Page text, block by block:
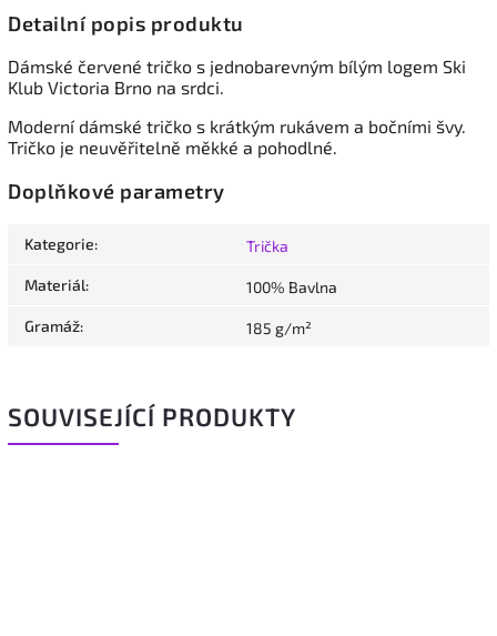
Detailní popis produktu
Dámské červené tričko s jednobarevným bílým logem Ski
Klub Victoria Brno na srdci.
Moderní dámské tričko s krátkým rukávem a bočními švy.
Tričko je neuvěřitelně měkké a pohodlné.
Doplňkové parametry
Kategorie: Trička
Materiál: 100% Bavlna
Gramáž: 185 g/m²
SOUVISEJÍCÍ PRODUKTY